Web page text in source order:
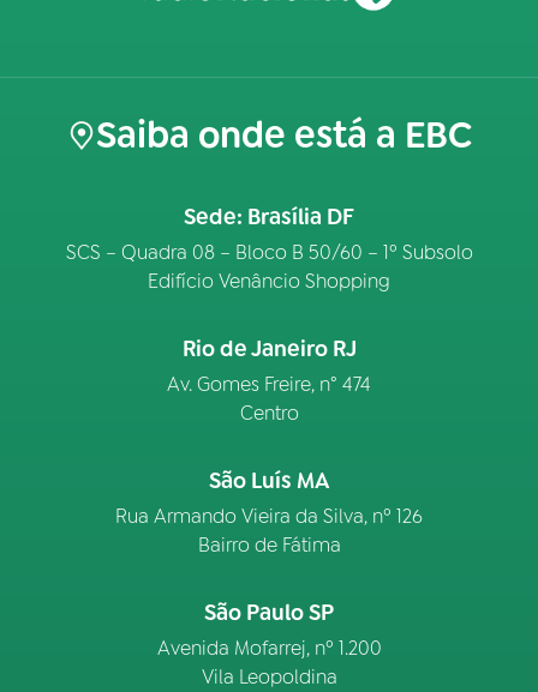
Saiba onde está a EBC
Sede: Brasília DF
SCS – Quadra 08 – Bloco B 50/60 – 1º Subsolo
Edifício Venâncio Shopping
Rio de Janeiro RJ
Av. Gomes Freire, n° 474
Centro
São Luís MA
Rua Armando Vieira da Silva, nº 126
Bairro de Fátima
São Paulo SP
Avenida Mofarrej, nº 1.200
Vila Leopoldina